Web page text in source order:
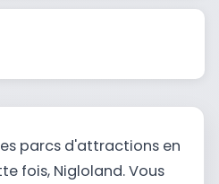
parcs d'attractions en
fois, Nigloland. Vous